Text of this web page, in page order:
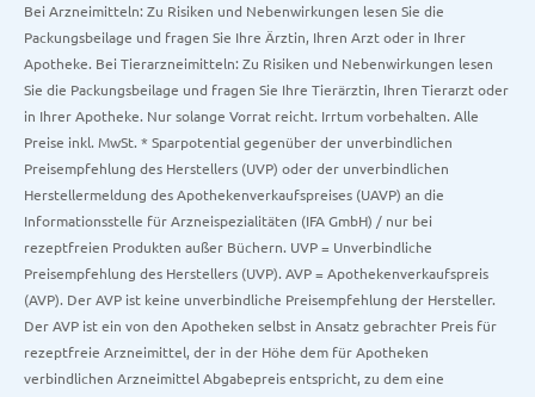
Bei Arzneimitteln: Zu Risiken und Nebenwirkungen lesen Sie die
Packungsbeilage und fragen Sie Ihre Ärztin, Ihren Arzt oder in Ihrer
Apotheke. Bei Tierarzneimitteln: Zu Risiken und Nebenwirkungen lesen
Sie die Packungsbeilage und fragen Sie Ihre Tierärztin, Ihren Tierarzt oder
in Ihrer Apotheke. Nur solange Vorrat reicht. Irrtum vorbehalten. Alle
Preise inkl. MwSt. * Sparpotential gegenüber der unverbindlichen
Preisempfehlung des Herstellers (UVP) oder der unverbindlichen
Herstellermeldung des Apothekenverkaufspreises (UAVP) an die
Informationsstelle für Arzneispezialitäten (IFA GmbH) / nur bei
rezeptfreien Produkten außer Büchern. UVP = Unverbindliche
Preisempfehlung des Herstellers (UVP). AVP = Apothekenverkaufspreis
(AVP). Der AVP ist keine unverbindliche Preisempfehlung der Hersteller.
Der AVP ist ein von den Apotheken selbst in Ansatz gebrachter Preis für
rezeptfreie Arzneimittel, der in der Höhe dem für Apotheken
verbindlichen Arzneimittel Abgabepreis entspricht, zu dem eine